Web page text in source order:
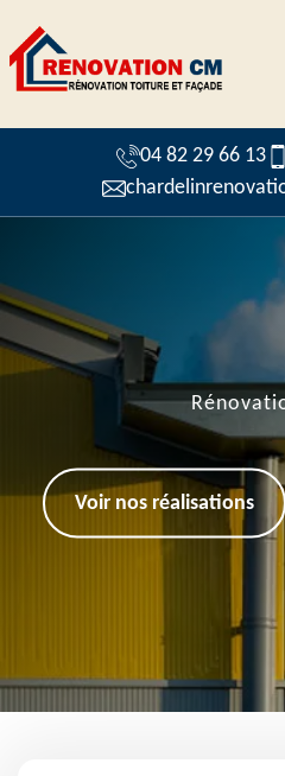
04 82 29 66 13
Voir nos réalisations